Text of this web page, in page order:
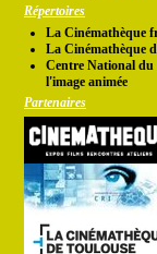
Répertoires
La Cinémathèque
La Cinémathèque
Centre National du
l'image animée
Partenaires